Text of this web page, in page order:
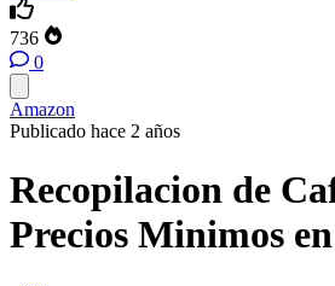
736
0
Amazon
Publicado hace 2 años
Recopilacion de
Precios Minimos